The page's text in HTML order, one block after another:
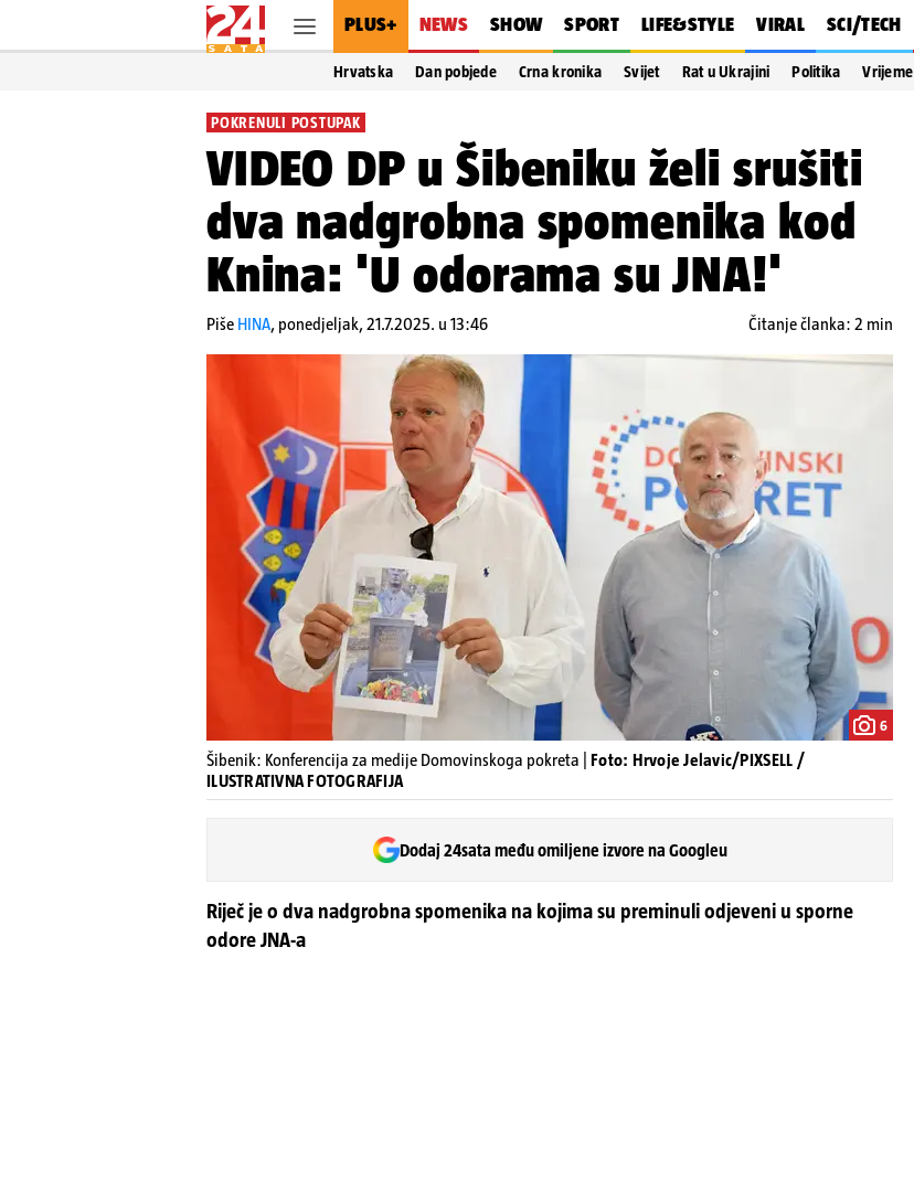
PLUS+ NEWS SHOW SPORT LIFE&STYLE VIRAL SCI/TECH
Hrvatska Dan pobjede Crna kronika Svijet Rat u Ukrajini Politika Vrijeme
POKRENULI POSTUPAK
VIDEO DP u Šibeniku želi srušiti
dva nadgrobna spomenika kod
Knina: 'U odorama su JNA!'
Piše HINA, ponedjeljak, 21.7.2025. u 13:46 Čitanje članka: 2 min
6
Šibenik: Konferencija za medije Domovinskoga pokreta | Foto: Hrvoje Jelavic/PIXSELL /
ILUSTRATIVNA FOTOGRAFIJA
Dodaj 24sata među omiljene izvore na Googleu
Riječ je o dva nadgrobna spomenika na kojima su preminuli odjeveni u sporne
odore JNA-a